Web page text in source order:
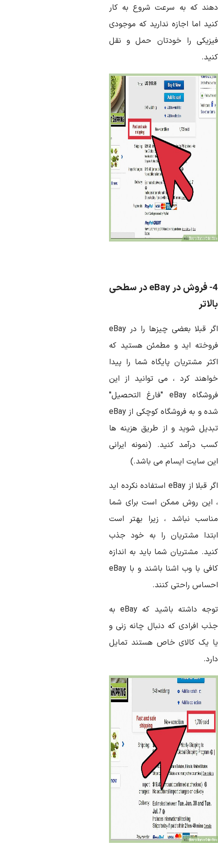
که به سرعت شروع به کار
اما اجازه ندارید که موجودی
را خودتان حمل و نقل
eBayدر سطحی
قبلا بعضی چیزها را در eBay
اید و مطمئن هستید که
مشتریان پایگاه شما را پیدا
کرد ، می توانید از این
eBay"فارغ التحصیل"
و به فروشگاه کوچکی ازeBay
شوید و از طریق هزینه ها
درآمد کنید. (نمونه ایرانی
سایت ایسام می باشد.)
قبلا از eBayاستفاده نکرده اید
این روش ممکن است برای شما
نباشد ، زیرا بهتر است
مشتریان را به خود جذب
مشتریان شما باید به اندازه
با وب اشنا باشند و با eBay
راحتی کنند.
داشته باشید که eBayبه
افرادی که دنبال چانه زنی و
یک کالای خاص هستند تمایل